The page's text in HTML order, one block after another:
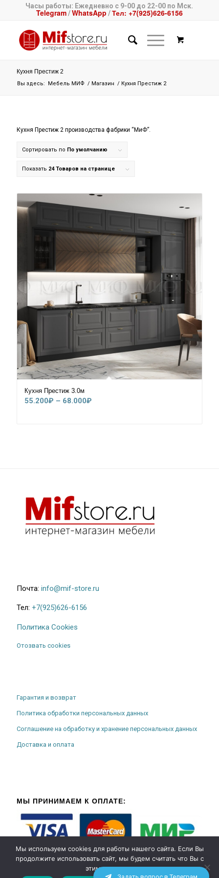
Часы работы: Ежедневно с 9-00 до 22-00 по Мск.
Telegram/WhatsApp /Тел: +7(925)626-6156
Кухня Престиж 2
Вы здесь: Мебель МИФ / Магазин / Кухня Престиж 2
Кухня Престиж 2 производства фабрики “МиФ”.
Сортировать по По умолчанию
Показать 24 Товаров на странице
Кухня Престиж 3.0м
55.200₽ – 68.000₽Диапазон
Почта: info@mif-store.ru
Тел: +7(925)626-6156
Политика Cookies
Отозвать cookies
Гарантия и возврат
Политика обработки персональных данных
Соглашение на обработку и хранение персональных данных
Доставка и оплата
МЫ ПРИНИМАЕМ К ОПЛАТЕ:
Задать вопрос в Телеграм
Мы используем cookies для работы нашего сайта. Если Вы
продолжите использовать сайт, мы будем считать что Вы с
этим согласны.